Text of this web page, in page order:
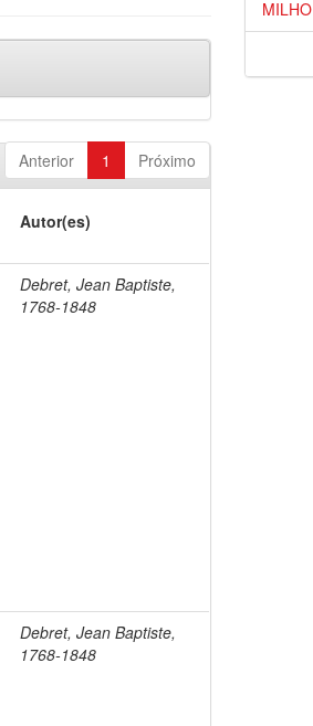
Anterior 1 Próximo
Autor(es)
Debret, Jean Baptiste,
1768-1848
Debret, Jean Baptiste,
1768-1848
MILHO